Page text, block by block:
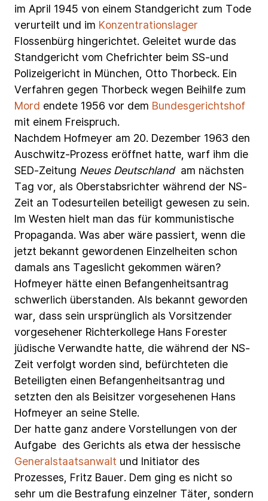
im April 1945 von einem Standgericht zum Tode
verurteilt und im Konzentrationslager
Flossenbürg hingerichtet. Geleitet wurde das
Standgericht vom Chefrichter beim SS-und
Polizeigericht in München, Otto Thorbeck. Ein
Verfahren gegen Thorbeck wegen Beihilfe zum
Mord endete 1956 vor dem Bundesgerichtshof
mit einem Freispruch.
Nachdem Hofmeyer am 20. Dezember 1963 den
Auschwitz-Prozess eröffnet hatte, warf ihm die
SED-Zeitung Neues Deutschland am nächsten
Tag vor, als Oberstabsrichter während der NS-
Zeit an Todesurteilen beteiligt gewesen zu sein.
Im Westen hielt man das für kommunistische
Propaganda. Was aber wäre passiert, wenn die
jetzt bekannt gewordenen Einzelheiten schon
damals ans Tageslicht gekommen wären?
Hofmeyer hätte einen Befangenheitsantrag
schwerlich überstanden. Als bekannt geworden
war, dass sein ursprünglich als Vorsitzender
vorgesehener Richterkollege Hans Forester
jüdische Verwandte hatte, die während der NS-
Zeit verfolgt worden sind, befürchteten die
Beteiligten einen Befangenheitsantrag und
setzten den als Beisitzer vorgesehenen Hans
Hofmeyer an seine Stelle.
Der hatte ganz andere Vorstellungen von der
Aufgabe des Gerichts als etwa der hessische
Generalstaatsanwalt und Initiator des
Prozesses, Fritz Bauer. Dem ging es nicht so
sehr um die Bestrafung einzelner Täter, sondern